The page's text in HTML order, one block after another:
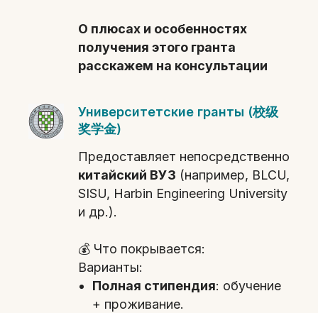
О плюсах и особенностях
получения этого гранта
расскажем на консультации
Университетские гранты (校级
奖学金)
Предоставляет непосредственно
китайский ВУЗ (например, BLCU,
SISU, Harbin Engineering University
и др.).
💰 Что покрывается:
Варианты:
Полная стипендия: обучение
+ проживание.